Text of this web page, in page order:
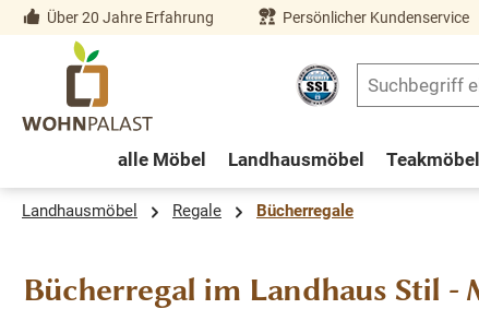
Zur Hauptnavigation springen
Über 20 Jahre Erfahrung Persönlicher Kundenservice
alle Möbel Landhausmöbel Teakmöbel
Landhausmöbel Regale Bücherregale
Bücherregal im Landhaus Stil -